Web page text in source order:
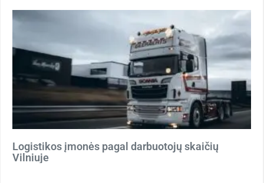
Logistikos įmonės pagal darbuotojų skaičių
Vilniuje